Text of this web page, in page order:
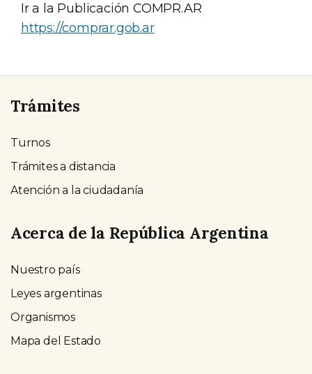
Ir a la Publicación COMPR.AR
https://comprar.gob.ar
Trámites
Turnos
Trámites a distancia
Atención a la ciudadanía
Acerca de la República Argentina
Nuestro país
Leyes argentinas
Organismos
Mapa del Estado